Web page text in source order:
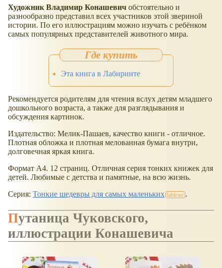
Художник Владимир Конашевич обстоятельно и
разнообразно представил всех участников этой звериной
истории. По его иллюстрациям можно изучать с ребёнком
самых популярных представителей животного мира.
Эта книга в Лабиринте
Рекомендуется родителям для чтения вслух детям младшего
дошкольного возраста, а также для разглядывания и
обсуждения картинок.
Издательство: Мелик-Пашаев, качество книги - отличное.
Плотная обложка и плотная мелованная бумага внутри,
долговечная яркая книга.
Формат А4. 12 страниц. Отличная серия тонких книжек для
детей. Любимые с детства и памятные, на всю жизнь.
Серия: Тонкие шедевры для самых маленьких .
Путаница Чуковского,
иллюстрации Конашевича